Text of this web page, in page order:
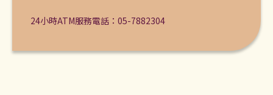
24小時ATM服務電話：05-7882304